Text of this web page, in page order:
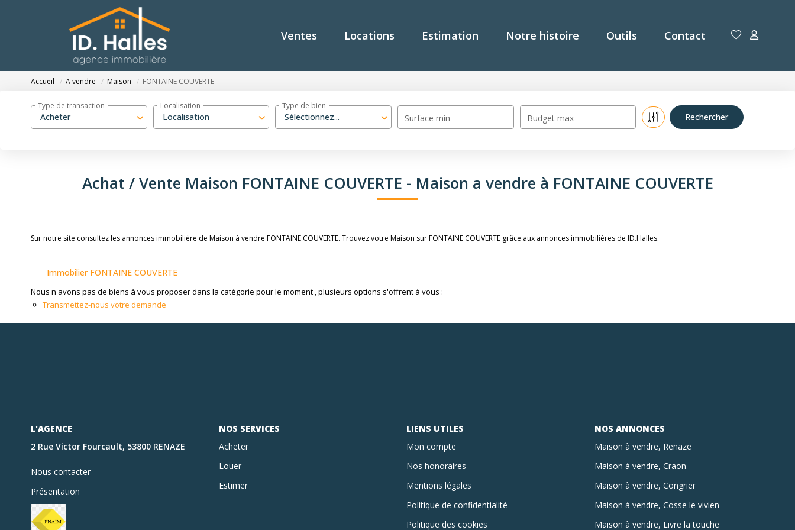
Ventes Locations Estimation Notre histoire Outils Contact
Accueil A vendre Maison FONTAINE COUVERTE
Acheter
Type de transaction
Localisation
Localisation
Sélectionnez...
Type de bien
Surface min Budget max
Achat / Vente Maison FONTAINE COUVERTE - Maison a vendre à FONTAINE COUVERTE
Sur notre site consultez les annonces immobilière de Maison à vendre FONTAINE COUVERTE. Trouvez votre Maison sur FONTAINE COUVERTE grâce aux annonces immobilières de ID.Halles.
Immobilier FONTAINE COUVERTE
Nous n'avons pas de biens à vous proposer dans la catégorie pour le moment , plusieurs options s'offrent à vous :
Transmettez-nous votre demande
L'AGENCE
2 Rue Victor Fourcault, 53800 RENAZE
Nous contacter
Présentation
NOS SERVICES
Acheter
Louer
Estimer
LIENS UTILES
Mon compte
Nos honoraires
Mentions légales
Politique de confidentialité
Politique des cookies
NOS ANNONCES
Maison à vendre, Renaze
Maison à vendre, Craon
Maison à vendre, Congrier
Maison à vendre, Cosse le vivien
Maison à vendre, Livre la touche